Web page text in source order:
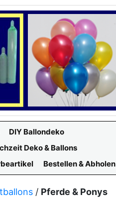
DIY Ballondeko
Deko & Ballons
Bestellen & Abholen
/ Pferde & Ponys